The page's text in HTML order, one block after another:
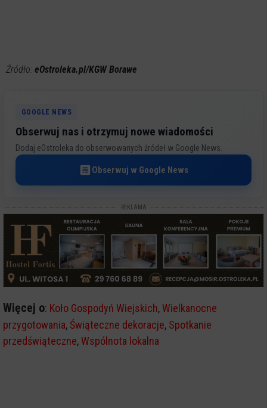
Źródło: eOstroleka.pl/KGW Borawe
GOOGLE NEWS
Obserwuj nas i otrzymuj nowe wiadomości
Dodaj eOstroleka do obserwowanych źródeł w Google News.
Obserwuj w Google News
REKLAMA
Więcej o: Koło Gospodyń Wiejskich, Wielkanocne
przygotowania, Świąteczne dekoracje, Spotkanie
przedświąteczne, Wspólnota lokalna